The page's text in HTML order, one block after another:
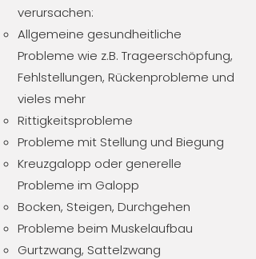
verursachen:
Allgemeine gesundheitliche
Probleme wie z.B. Trageerschöpfung,
Fehlstellungen, Rückenprobleme und
vieles mehr
Rittigkeitsprobleme
Probleme mit Stellung und Biegung
Kreuzgalopp oder generelle
Probleme im Galopp
Bocken, Steigen, Durchgehen
Probleme beim Muskelaufbau
Gurtzwang, Sattelzwang